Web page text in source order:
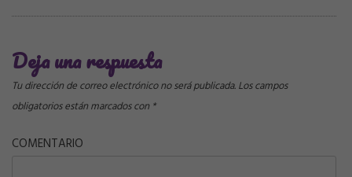
Deja una respuesta
Tu dirección de correo electrónico no será publicada.Los campos
obligatorios están marcados con *
COMENTARIO